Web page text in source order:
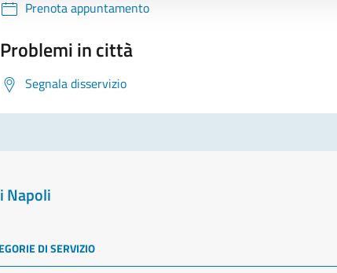
Prenota appuntamento
Problemi in città
Segnala disservizio
Napoli
DI SERVIZIO